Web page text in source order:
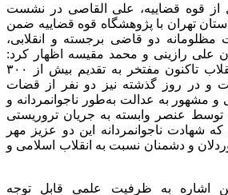
از قوه قضاییه، علی القاصی در نشست
تهران با پژوهشگاه قوه قضاییه ضمن
دو قاضی برجسته و انقلابی،
علی رازینی و محمد مقیسه اظهار کرد:
عدلیه از بدو پیروزی انقلاب تاکنون مفتخر به تقدیم بیش از ۳۰۰
و در روز گذشته نیز دو نفر از قضات
و مشهور به عدالت به‌طور ناجوانمردانه و
توسط عنصر وابسته به جریان تروریستی
شهادت ناجوانمردانه این دو عزیز مهر
و دشمنان نسبت به انقلاب اسلامی و
اشاره به ظرفیت علمی قابل توجه